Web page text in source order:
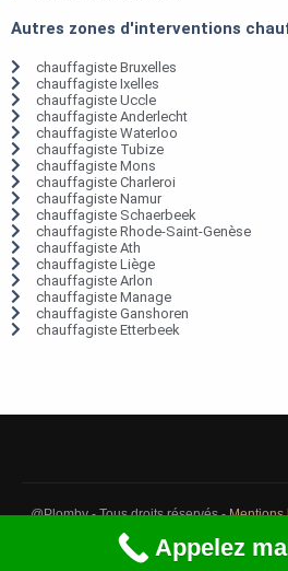
Autres zones d'interventions
chauffagiste Bruxelles
chauffagiste Ixelles
chauffagiste Uccle
chauffagiste Anderlecht
chauffagiste Waterloo
chauffagiste Tubize
chauffagiste Mons
chauffagiste Charleroi
chauffagiste Namur
chauffagiste Schaerbeek
chauffagiste Rhode-Saint-Genèse
chauffagiste Ath
chauffagiste Liège
chauffagiste Arlon
chauffagiste Manage
chauffagiste Ganshoren
chauffagiste Etterbeek
@Plomby - Tous droits réservés -Mentions
Débouchage Belgique
Appelez